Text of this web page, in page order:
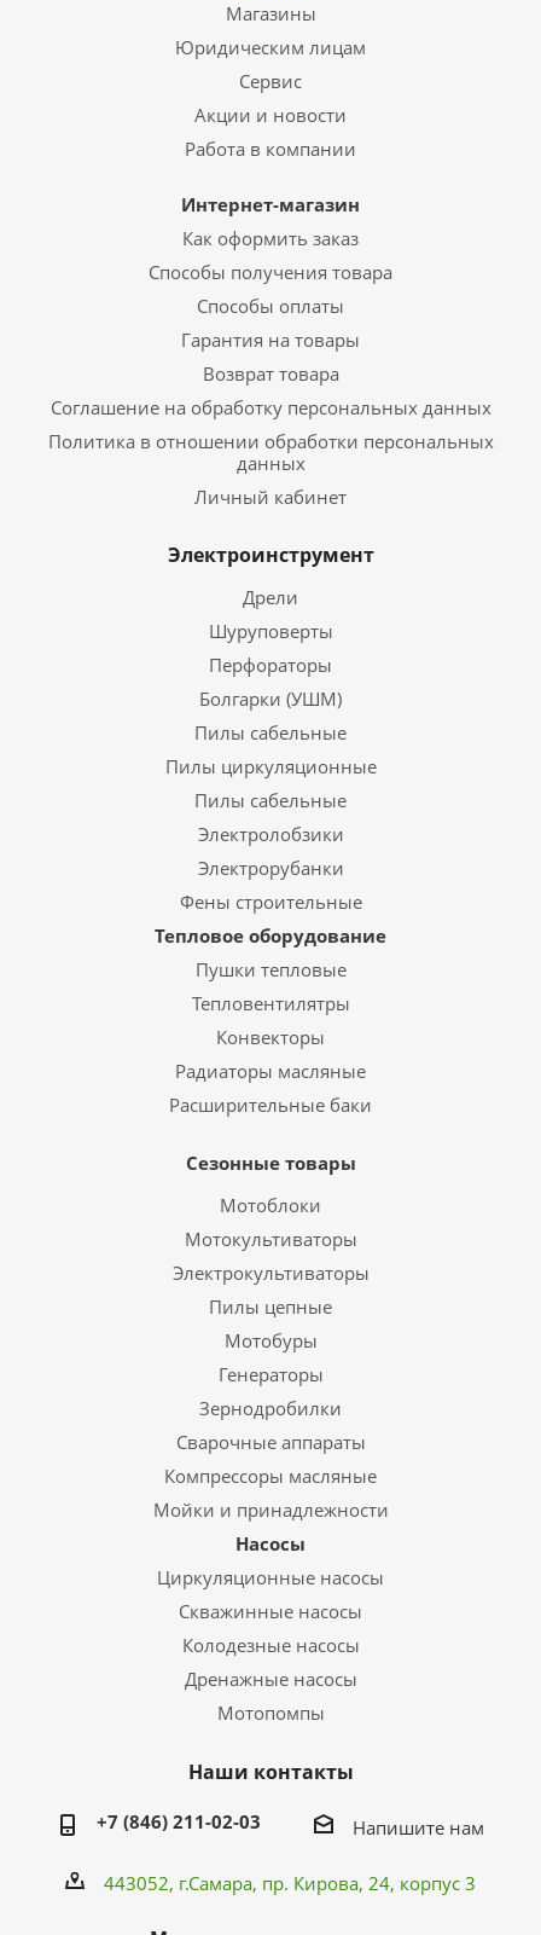
Магазины
Юридическим лицам
Сервис
Акции и новости
Работа в компании
Интернет-магазин
Как оформить заказ
Способы получения товара
Способы оплаты
Гарантия на товары
Возврат товара
Соглашение на обработку персональных данных
Политика в отношении обработки персональных
данных
Личный кабинет
Электроинструмент
Дрели
Шуруповерты
Перфораторы
Болгарки (УШМ)
Пилы сабельные
Пилы циркуляционные
Пилы сабельные
Электролобзики
Электрорубанки
Фены строительные
Тепловое оборудование
Пушки тепловые
Тепловентилятры
Конвекторы
Радиаторы масляные
Расширительные баки
Сезонные товары
Мотоблоки
Мотокультиваторы
Электрокультиваторы
Пилы цепные
Мотобуры
Генераторы
Зернодробилки
Сварочные аппараты
Компрессоры масляные
Мойки и принадлежности
Насосы
Циркуляционные насосы
Скважинные насосы
Колодезные насосы
Дренажные насосы
Мотопомпы
Наши контакты
+7 (846) 211-02-03 Напишите нам
443052, г.Самара, пр. Кирова, 24, корпус 3